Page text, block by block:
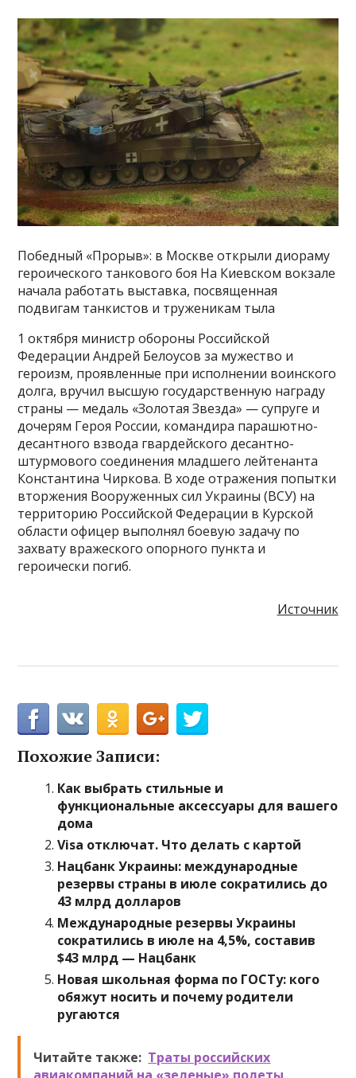
Победный «Прорыв»: в Москве открыли диораму
героического танкового боя На Киевском вокзале
начала работать выставка, посвященная
подвигам танкистов и труженикам тыла
1 октября министр обороны Российской
Федерации Андрей Белоусов за мужество и
героизм, проявленные при исполнении воинского
долга, вручил высшую государственную награду
страны — медаль «Золотая Звезда» — супруге и
дочерям Героя России, командира парашютно-
десантного взвода гвардейского десантно-
штурмового соединения младшего лейтенанта
Константина Чиркова. В ходе отражения попытки
вторжения Вооруженных сил Украины (ВСУ) на
территорию Российской Федерации в Курской
области офицер выполнял боевую задачу по
захвату вражеского опорного пункта и
героически погиб.
Источник
Похожие Записи:
Как выбрать стильные и
функциональные аксессуары для вашего
дома
Visa отключат. Что делать с картой
Нацбанк Украины: международные
резервы страны в июле сократились до
43 млрд долларов
Международные резервы Украины
сократились в июле на 4,5%, составив
$43 млрд — Нацбанк
Новая школьная форма по ГОСТу: кого
обяжут носить и почему родители
ругаются
Читайте также: Траты российских
авиакомпаний на «зеленые» полеты